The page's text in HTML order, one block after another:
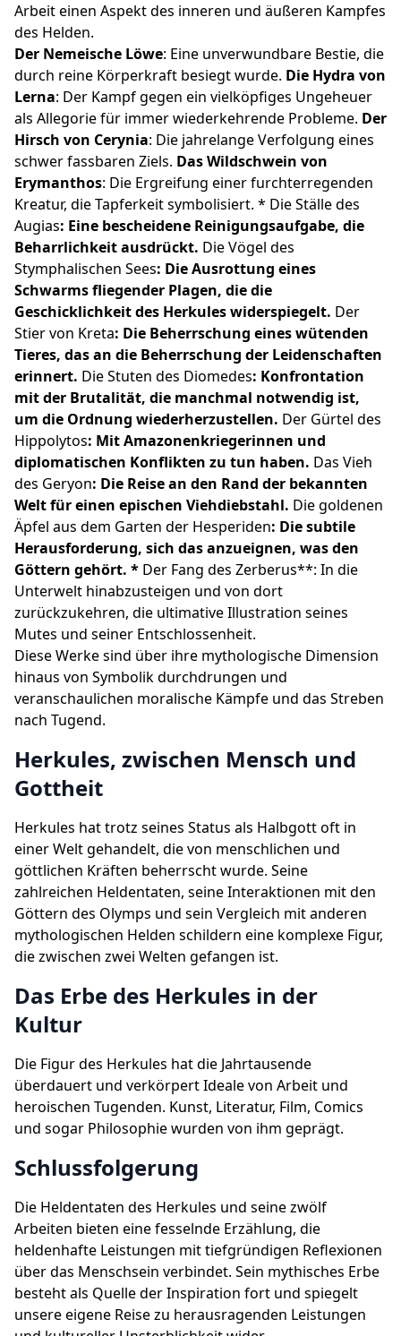
Arbeit einen Aspekt des inneren und äußeren Kampfes
des Helden.
Der Nemeische Löwe: Eine unverwundbare Bestie, die
durch reine Körperkraft besiegt wurde. Die Hydra von
Lerna: Der Kampf gegen ein vielköpfiges Ungeheuer
als Allegorie für immer wiederkehrende Probleme. Der
Hirsch von Cerynia: Die jahrelange Verfolgung eines
schwer fassbaren Ziels. Das Wildschwein von
Erymanthos: Die Ergreifung einer furchterregenden
Kreatur, die Tapferkeit symbolisiert. * Die Ställe des
Augias: Eine bescheidene Reinigungsaufgabe, die
Beharrlichkeit ausdrückt. Die Vögel des
Stymphalischen Sees: Die Ausrottung eines
Schwarms fliegender Plagen, die die
Geschicklichkeit des Herkules widerspiegelt. Der
Stier von Kreta: Die Beherrschung eines wütenden
Tieres, das an die Beherrschung der Leidenschaften
erinnert. Die Stuten des Diomedes: Konfrontation
mit der Brutalität, die manchmal notwendig ist,
um die Ordnung wiederherzustellen. Der Gürtel des
Hippolytos: Mit Amazonenkriegerinnen und
diplomatischen Konflikten zu tun haben. Das Vieh
des Geryon: Die Reise an den Rand der bekannten
Welt für einen epischen Viehdiebstahl. Die goldenen
Äpfel aus dem Garten der Hesperiden: Die subtile
Herausforderung, sich das anzueignen, was den
Göttern gehört. * Der Fang des Zerberus**: In die
Unterwelt hinabzusteigen und von dort
zurückzukehren, die ultimative Illustration seines
Mutes und seiner Entschlossenheit.
Diese Werke sind über ihre mythologische Dimension
hinaus von Symbolik durchdrungen und
veranschaulichen moralische Kämpfe und das Streben
nach Tugend.
Herkules, zwischen Mensch und
Gottheit
Herkules hat trotz seines Status als Halbgott oft in
einer Welt gehandelt, die von menschlichen und
göttlichen Kräften beherrscht wurde. Seine
zahlreichen Heldentaten, seine Interaktionen mit den
Göttern des Olymps und sein Vergleich mit anderen
mythologischen Helden schildern eine komplexe Figur,
die zwischen zwei Welten gefangen ist.
Das Erbe des Herkules in der
Kultur
Die Figur des Herkules hat die Jahrtausende
überdauert und verkörpert Ideale von Arbeit und
heroischen Tugenden. Kunst, Literatur, Film, Comics
und sogar Philosophie wurden von ihm geprägt.
Schlussfolgerung
Die Heldentaten des Herkules und seine zwölf
Arbeiten bieten eine fesselnde Erzählung, die
heldenhafte Leistungen mit tiefgründigen Reflexionen
über das Menschsein verbindet. Sein mythisches Erbe
besteht als Quelle der Inspiration fort und spiegelt
unsere eigene Reise zu herausragenden Leistungen